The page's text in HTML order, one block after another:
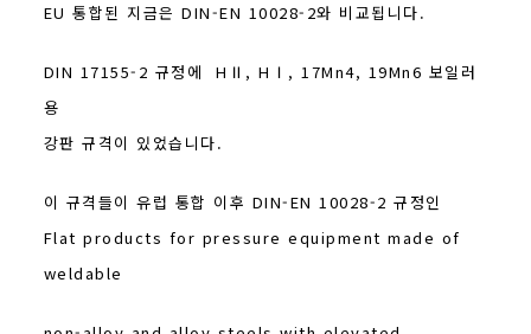
EU 통합된 지금은 DIN-EN 10028-2와 비교됩니다.
DIN 17155-2 규정에 HⅡ, HⅠ, 17Mn4, 19Mn6 보일러
용
강판 규격이 있었습니다.
이 규격들이 유럽 통합 이후 DIN-EN 10028-2 규정인
Flat products for pressure equipment made of
weldable